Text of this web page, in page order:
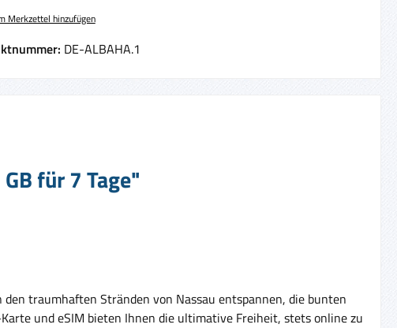
Merkzettel hinzufügen
DE-ALBAHA.1
für 7 Tage"
traumhaften Stränden von Nassau entspannen, die bunten
und eSIM bieten Ihnen die ultimative Freiheit, stets online zu